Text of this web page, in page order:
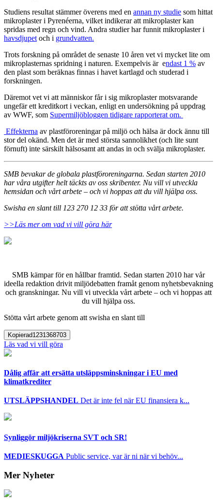
Studiens resultat stämmer överens med en annan ny studie som hittat
mikroplaster i Pyrenéerna, vilket indikerar att mikroplaster kan
spridas med regn och vind. Andra studier har funnit mikroplaster i
havsdjupet och i grundvatten.
Trots forskning på området de senaste 10 åren vet vi mycket lite om
mikroplasternas spridning i naturen. Exempelvis är endast 1 % av
den plast som beräknas finnas i havet kartlagd och studerad i
forskningen.
Däremot vet vi att människor får i sig mikroplaster motsvarande
ungefär ett kreditkort i veckan, enligt en undersökning på uppdrag
av WWF, som Supermiljöbloggen tidigare rapporterat om.
Effekterna av plastföroreningar på miljö och hälsa är dock ännu till
stor del okänd. Men det är med största sannolikhet (och lite sunt
förnuft) inte särskilt hälsosamt att andas in och svälja mikroplaster.
SMB bevakar de globala plastföroreningarna. Sedan starten 2010
har våra utgifter helt täckts av oss skribenter. Nu vill vi utveckla
hemsidan och vårt arbete – och vi hoppas att du vill hjälpa oss.
Swisha en slant till 123 270 12 33 för att stötta vårt arbete.
>>Läs mer om vad vi vill göra här
SMB kämpar för en hållbar framtid. Sedan starten 2010 har vår
ideella redaktion drivit miljödebatten framåt genom nyhetsbevakning
och granskningar. Nu vill vi utveckla vårt arbete – och vi hoppas att
du vill hjälpa oss.
Stötta vårt arbete genom att swisha en slant till
Kopierad1231368703
Läs vad vi vill göra
Dålig affär att ersätta utsläppsminskningar i EU med
klimatkrediter
UTSLÄPPSHANDEL Det är inte fel när EU finansiera k...
Synliggör miljökriserna SVT och SR!
MEDIESKUGGA Public service, var är ni när vi behöv...
Mer Nyheter